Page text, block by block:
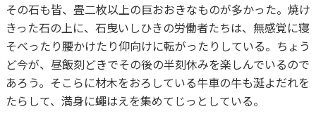
その石も皆、畳二枚以上の巨おおきなものが多かった。焼け
きった石の上に、石曳いしひきの労働者たちは、無感覚に寝
そべったり腰かけたり仰向けに転がったりしている。ちょう
ど今が、昼飯刻どきでその後の半刻休みを楽しんでいるので
あろう。そこらに材木をおろしている牛車の牛も涎よだれを
たらして、満身に蠅はえを集めてじっとしている。